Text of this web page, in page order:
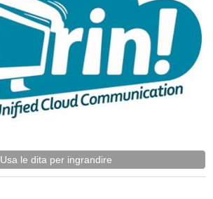
Usa le dita per ingrandire